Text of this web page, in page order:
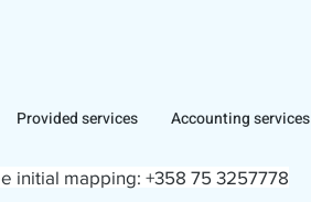
Provided services Accounting services
initial mapping: +358 75 3257778